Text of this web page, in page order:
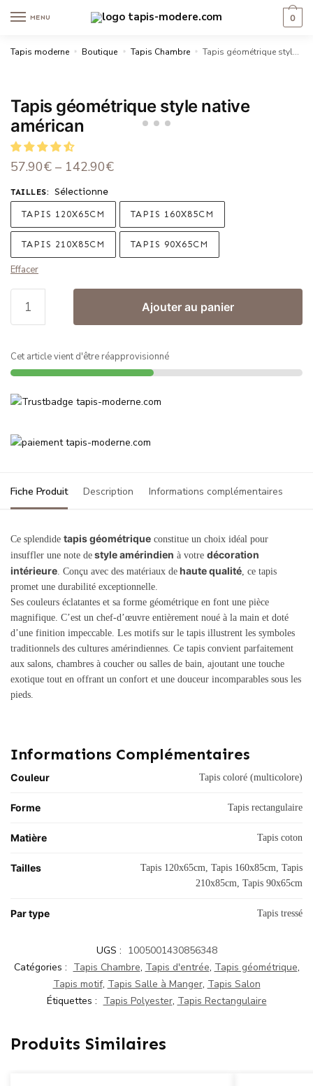
MENU 0
Tapis moderne » Boutique » Tapis Chambre » Tapis géométrique style native américan
Tapis géométrique style native
américan
57.90€ – 142.90€
TAILLES: Sélectionne
TAPIS 120X65CM TAPIS 160X85CM
TAPIS 210X85CM TAPIS 90X65CM
Effacer
Ajouter au panier
Cet article vient d'être réapprovisionné
Fiche Produit Description Informations complémentaires
Ce splendide tapis géométrique constitue un choix idéal pour
insuffler une note de style amérindien à votre décoration
intérieure. Conçu avec des matériaux de haute qualité, ce tapis
promet une durabilité exceptionnelle.
Ses couleurs éclatantes et sa forme géométrique en font une pièce
magnifique. C’est un chef-d’œuvre entièrement noué à la main et doté
d’une finition impeccable. Les motifs sur le tapis illustrent les symboles
traditionnels des cultures amérindiennes. Ce tapis convient parfaitement
aux salons, chambres à coucher ou salles de bain, ajoutant une touche
exotique tout en offrant un confort et une douceur incomparables sous les
pieds.
Informations Complémentaires
Couleur Tapis coloré (multicolore)
Forme Tapis rectangulaire
Matière Tapis coton
Tailles
Tapis 120x65cm, Tapis 160x85cm, Tapis
210x85cm, Tapis 90x65cm
Par type Tapis tressé
UGS : 1005001430856348
Catégories : Tapis Chambre, Tapis d'entrée, Tapis géométrique,
Tapis motif, Tapis Salle à Manger, Tapis Salon
Étiquettes : Tapis Polyester, Tapis Rectangulaire
Produits Similaires